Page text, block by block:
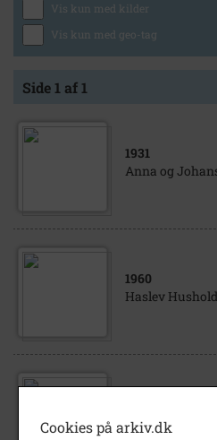
Vis kun med kilder
Vis kun med geo-tag
Side 1 af 1
1931
Anna og
1960
Haslev
1921.
Cookies på arkiv.dk